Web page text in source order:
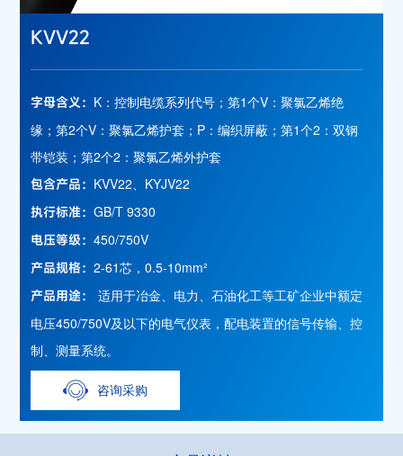
KVV22
字母含义： K：控制电缆系列代号；第1个V：聚氯乙烯绝
缘；第2个V：聚氯乙烯护套；P：编织屏蔽；第1个2：双钢
带铠装；第2个2：聚氯乙烯外护套
包含产品： KVV22、KYJV22
执行标准：GB/T 9330
电压等级：450/750V
产品规格：2-61芯，0.5-10mm²
产品用途：适用于冶金、电力、石油化工等工矿企业中额定
电压450/750V及以下的电气仪表，配电装置的信号传输、控
制、测量系统。
咨询采购